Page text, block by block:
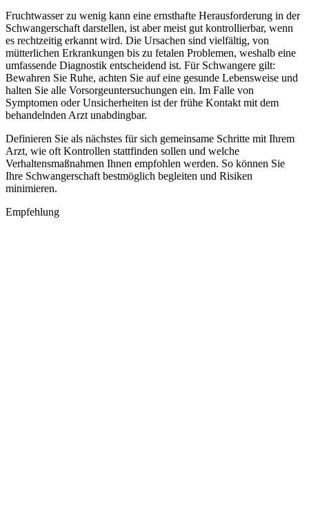
Fruchtwasser zu wenig kann eine ernsthafte Herausforderung in der
Schwangerschaft darstellen, ist aber meist gut kontrollierbar, wenn
es rechtzeitig erkannt wird. Die Ursachen sind vielfältig, von
mütterlichen Erkrankungen bis zu fetalen Problemen, weshalb eine
umfassende Diagnostik entscheidend ist. Für Schwangere gilt:
Bewahren Sie Ruhe, achten Sie auf eine gesunde Lebensweise und
halten Sie alle Vorsorgeuntersuchungen ein. Im Falle von
Symptomen oder Unsicherheiten ist der frühe Kontakt mit dem
behandelnden Arzt unabdingbar.
Definieren Sie als nächstes für sich gemeinsame Schritte mit Ihrem
Arzt, wie oft Kontrollen stattfinden sollen und welche
Verhaltensmaßnahmen Ihnen empfohlen werden. So können Sie
Ihre Schwangerschaft bestmöglich begleiten und Risiken
minimieren.
Empfehlung